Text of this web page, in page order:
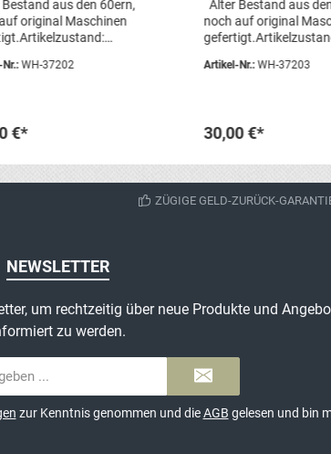
für
aus den 60ern,
original Maschinen
Nr.:WH-37202
€*
Sporthemd
Alter Bestand aus
noch auf original
Artikel-Nr.:WH-37203
30,00 €*
ZÜGIGE GELD-ZURÜCK-
NEWSLETTER
um rechtzeitig über neue Produkte und
zu werden.
Mail-
Adresse*
zur Kenntnis genommen und dieAGB gelesen und bin